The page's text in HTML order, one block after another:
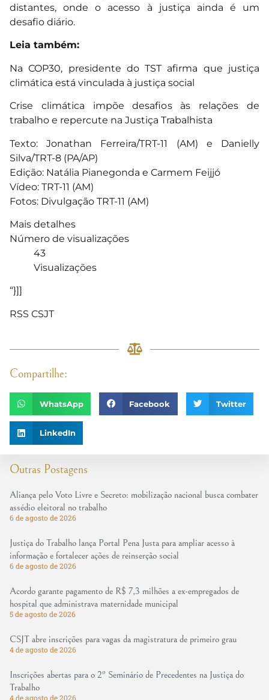
Outras Postagens
Aliança pelo Voto Livre e Secreto: mobilização nacional busca combater
assédio eleitoral no trabalho
6 de agosto de 2026
Justiça do Trabalho lança Portal Pena Justa para ampliar acesso à
informação e fortalecer ações de reinserção social
6 de agosto de 2026
Acordo garante pagamento de R$ 7,3 milhões a ex-empregados de
hospital que administrava maternidade municipal
5 de agosto de 2026
CSJT abre inscrições para vagas da magistratura de primeiro grau
4 de agosto de 2026
Inscrições abertas para o 2º Seminário de Precedentes na Justiça do
Trabalho
4 de agosto de 2026
distantes, onde o acesso à justiça ainda é um
desafio diário.
Leia também:
Na COP30, presidente do TST afirma que justiça
climática está vinculada à justiça social
Crise climática impõe desafios às relações de
trabalho e repercute na Justiça Trabalhista
Texto: Jonathan Ferreira/TRT-11 (AM) e Danielly
Silva/TRT-8 (PA/AP)
Edição: Natália Pianegonda e Carmem Feijjó
Vídeo: TRT-11 (AM)
Fotos: Divulgação TRT-11 (AM)
Mais detalhes
Número de visualizações
43
Visualizações
“}]]
RSS CSJT
Compartilhe:
WhatsApp Facebook Twitter
LinkedIn